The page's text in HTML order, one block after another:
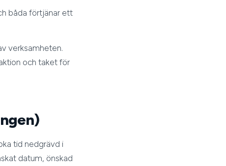
båda förtjänar ett
verksamheten.
och taket för
tid nedgrävd i
datum, önskad